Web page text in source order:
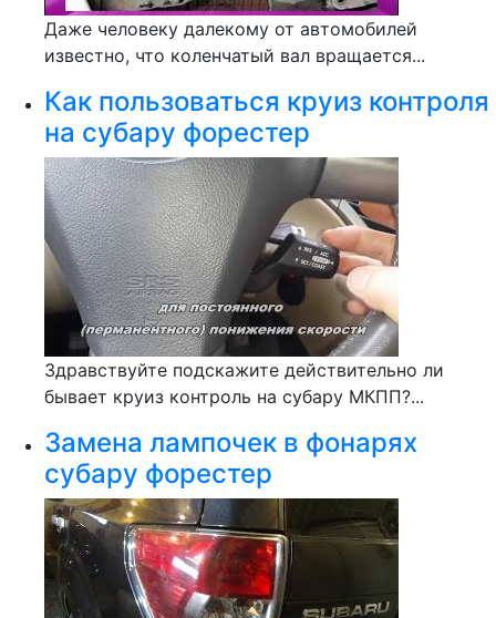
Даже человеку далекому от автомобилей
известно, что коленчатый вал вращается...
Как пользоваться круиз контроля
на субару форестер
Здравствуйте подскажите действительно ли
бывает круиз контроль на субару МКПП?...
Замена лампочек в фонарях
субару форестер